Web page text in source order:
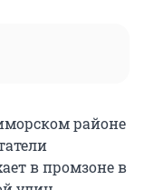
районе
в промзоне в